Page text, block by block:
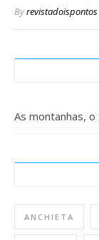
Byrevistadoispontos
As montanhas,
ANCHIETA